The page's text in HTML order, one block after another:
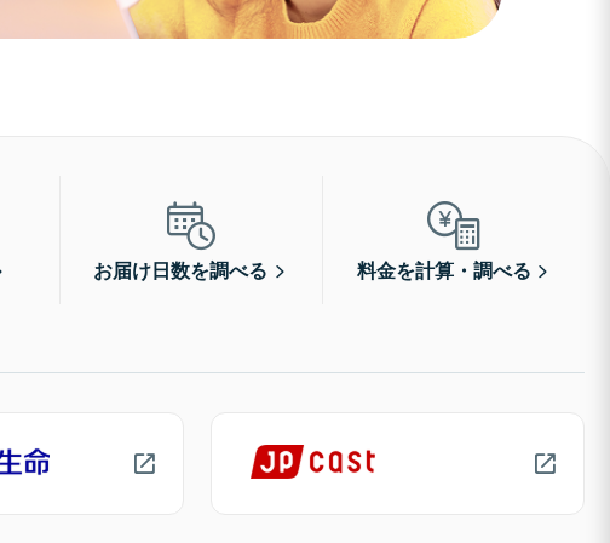
お届け日数を調べる 料金を計算・調べる